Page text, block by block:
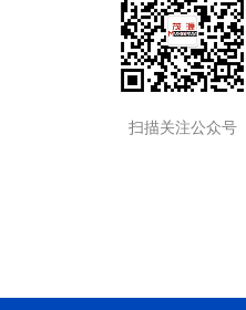
扫描关注公众号